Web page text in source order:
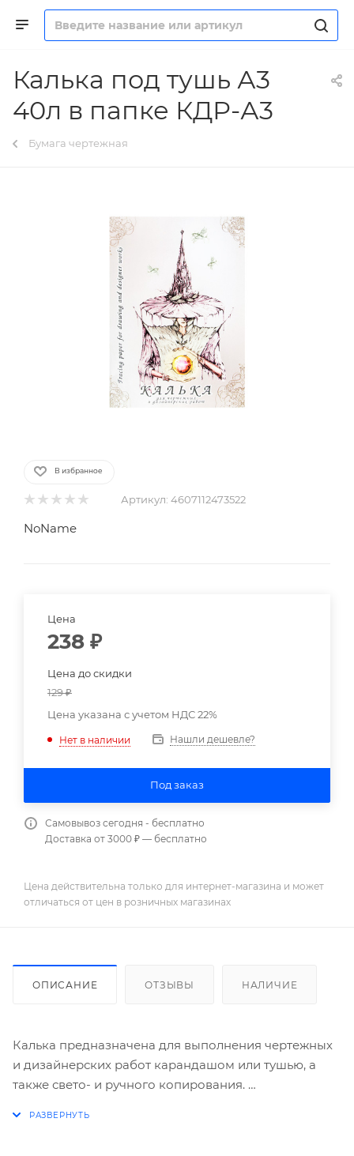
Калька под тушь А3
40л в папке КДР-А3
Бумага чертежная
В избранное
Артикул: 4607112473522
NoName
Цена
238 ₽
Цена до скидки
129₽
Цена указана с учетом НДС 22%
Нет в наличии Нашли дешевле?
Под заказ
Самовывоз сегодня - бесплатно
Доставка от 3000 ₽ — бесплатно
Цена действительна только для интернет-магазина и может
отличаться от цен в розничных магазинах
ОПИСАНИЕ ОТЗЫВЫ НАЛИЧИЕ
Калька предназначена для выполнения чертежных
и дизайнерских работ карандашом или тушью, а
также свето- и ручного копирования.